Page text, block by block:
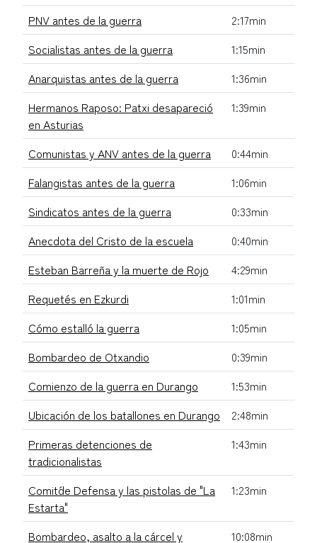
PNV antes de la guerra
2:17min
Socialistas antes de la guerra
1:15min
Anarquistas antes de la guerra
1:36min
Hermanos Raposo: Patxi desapareció
en Asturias
1:39min
Comunistas y ANV antes de la guerra
0:44min
Falangistas antes de la guerra
1:06min
Sindicatos antes de la guerra
0:33min
Anecdota del Cristo de la escuela
0:40min
Esteban Barreña y la muerte de Rojo
4:29min
Requetés en Ezkurdi
1:01min
Cómo estalló la guerra
1:05min
Bombardeo de Otxandio
0:39min
Comienzo de la guerra en Durango
1:53min
Ubicación de los batallones en Durango
2:48min
Primeras detenciones de
tradicionalistas
1:43min
Comit´de Defensa y las pistolas de "La
Estarta"
1:23min
Bombardeo, asalto a la cárcel y 10:08min